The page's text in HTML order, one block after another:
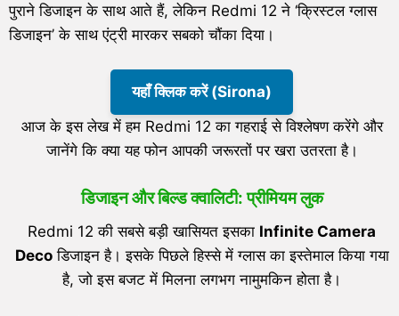
पुराने डिजाइन के साथ आते हैं, लेकिन Redmi 12 ने ‘क्रिस्टल ग्लास
डिजाइन’ के साथ एंट्री मारकर सबको चौंका दिया।
यहाँ क्लिक करें (Sirona)
आज के इस लेख में हम Redmi 12 का गहराई से विश्लेषण करेंगे और
जानेंगे कि क्या यह फोन आपकी जरूरतों पर खरा उतरता है।
डिजाइन और बिल्ड क्वालिटी: प्रीमियम लुक
Redmi 12 की सबसे बड़ी खासियत इसका Infinite Camera
Decoडिजाइन है। इसके पिछले हिस्से में ग्लास का इस्तेमाल किया गया
है, जो इस बजट में मिलना लगभग नामुमकिन होता है।